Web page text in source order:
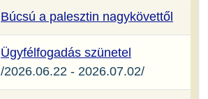
Búcsú a palesztin nagykövettől
Ügyfélfogadás szünetel
/2026.06.22 - 2026.07.02/